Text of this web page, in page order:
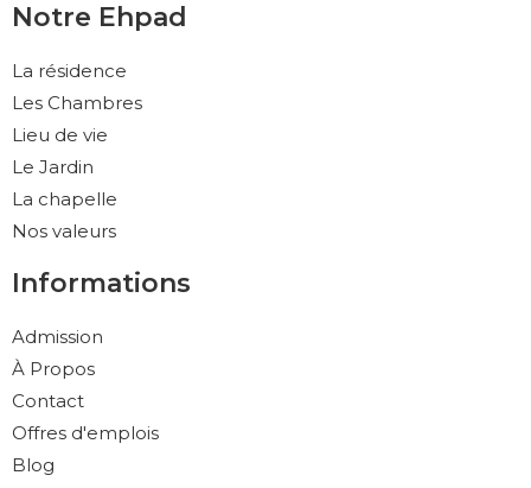
Notre Ehpad
La résidence
Les Chambres
Lieu de vie
Le Jardin
La chapelle
Nos valeurs
Informations
Admission
À Propos
Contact
Offres d'emplois
Blog